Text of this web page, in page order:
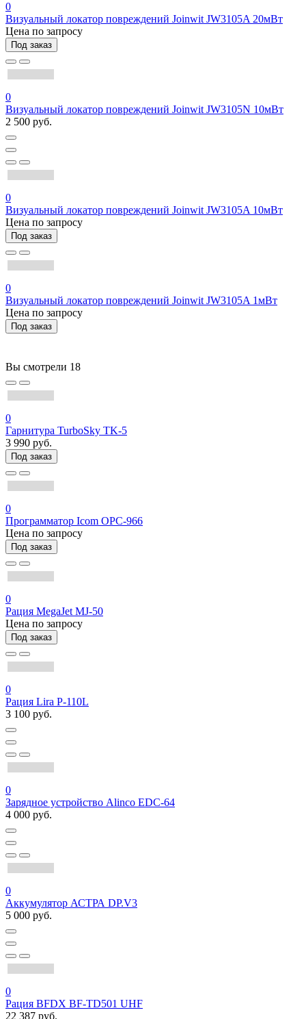
0
Визуальный локатор повреждений Joinwit JW3105A 20мВт
Цена по запросу
Под заказ
0
Визуальный локатор повреждений Joinwit JW3105N 10мВт
2 500 руб.
0
Визуальный локатор повреждений Joinwit JW3105A 10мВт
Цена по запросу
Под заказ
0
Визуальный локатор повреждений Joinwit JW3105A 1мВт
Цена по запросу
Под заказ
Вы смотрели 18
0
Гарнитура TurboSky TK-5
3 990 руб.
Под заказ
0
Программатор Icom OPC-966
Цена по запросу
Под заказ
0
Рация MegaJet MJ-50
Цена по запросу
Под заказ
0
Рация Lira P-110L
3 100 руб.
0
Зарядное устройство Alinco EDC-64
4 000 руб.
0
Аккумулятор АСТРА DP.V3
5 000 руб.
0
Рация BFDX BF-TD501 UHF
22 387 руб.